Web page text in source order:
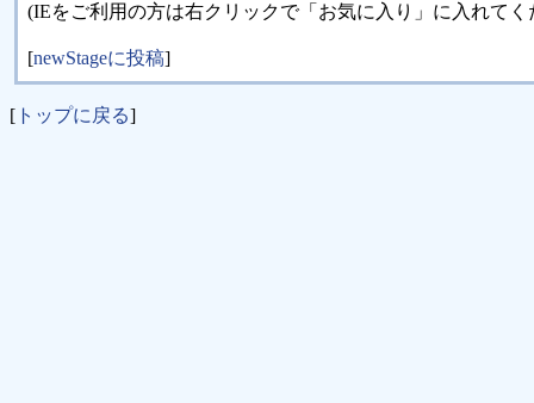
(IEをご利用の方は右クリックで「お気に入り」に入れてく
[newStageに投稿]
[ トップに戻る]